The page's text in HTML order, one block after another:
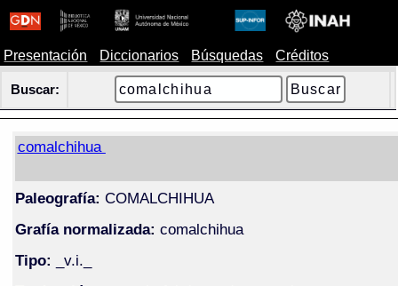
Presentación Diccionarios Búsquedas Créditos
Buscar:
comalchihua
Paleografía: COMALCHIHUA
Grafía normalizada: comalchihua
Tipo: _v.i._